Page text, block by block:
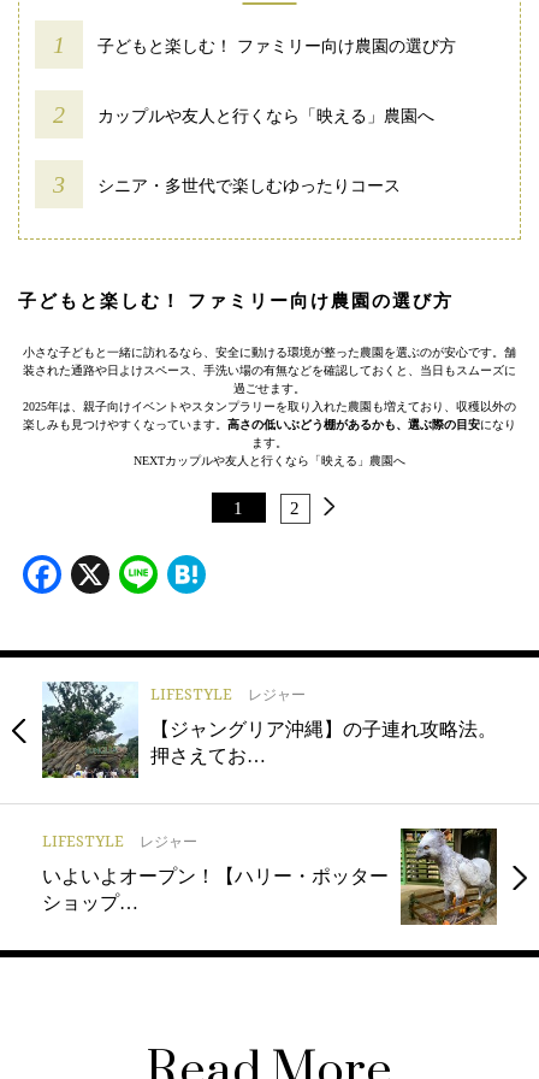
子どもと楽しむ！ ファミリー向け農園の選び方
カップルや友人と行くなら「映える」農園へ
シニア・多世代で楽しむゆったりコース
子どもと楽しむ！ ファミリー向け農園の選び方
小さな子どもと一緒に訪れるなら、安全に動ける環境が整った農園を選ぶのが安心です。舗
装された通路や日よけスペース、手洗い場の有無などを確認しておくと、当日もスムーズに
過ごせます。
2025年は、親子向けイベントやスタンプラリーを取り入れた農園も増えており、収穫以外の
楽しみも見つけやすくなっています。 高さの低いぶどう棚があるかも、選ぶ際の目安になり
ます。
NEXTカップルや友人と行くなら「映える」農園へ
1 2
Facebook
X Line
LIFESTYLE レジャー
【ジャングリア沖縄】の子連れ攻略法。
押さえてお…
LIFESTYLE レジャー
いよいよオープン！【ハリー・ポッター
ショップ…